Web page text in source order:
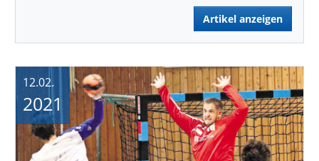
Artikel anzeigen
12.02.
2021